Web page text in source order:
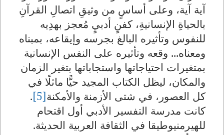
آية آية، وعلى أساسٍ من وثيقِ اتصالِ القرآنِ
بالحياةِ الإنسانيةِ، كفنٍ أدبيٍ مُعجز بهدِيه
للنفوس وتأثيره البالغ بجرسه وإيقاعه، بمبناه
ومعناه... وقعه وتأثيره على النفس الإنسانية
بمتغيرات احتياجاتها واستجاباتها بتغير الزمان
والمكان، ليظل الكتاب المجيد حيًّا ماثلًا في
كل العصور، في شتى الأزمنة والأمكنة
.[5]
كانت مدرسة التفسير الأدبي أول اقتحام
للهيرمنيوطيقا في الثقافة العربية الحديثة.